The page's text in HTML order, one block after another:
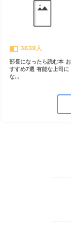
import_contacts 3639人
部長になったら読む本 お
すすめ7選 有能な上司に
な...